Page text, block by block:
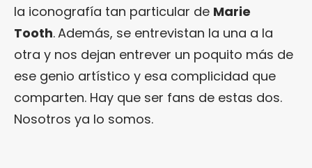
la iconografía tan particular de Marie
Tooth.Además, se entrevistan la una a la
otra y nos dejan entrever un poquito más de
ese genio artístico y esa complicidad que
comparten. Hay que ser fans de estas dos.
Nosotros ya lo somos.